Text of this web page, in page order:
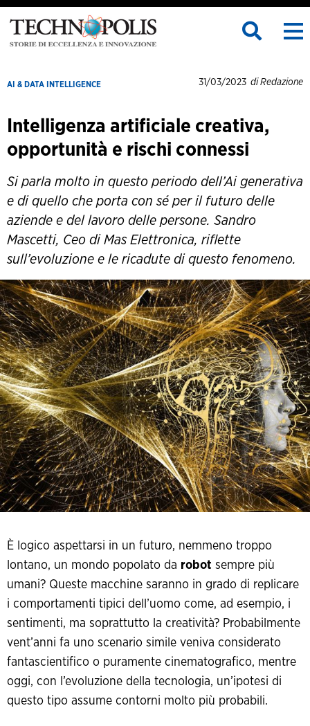
AI & DATA INTELLIGENCE 31/03/2023 di Redazione
Intelligenza artificiale creativa,
opportunità e rischi connessi
Si parla molto in questo periodo dell’Ai generativa
e di quello che porta con sé per il futuro delle
aziende e del lavoro delle persone. Sandro
Mascetti, Ceo di Mas Elettronica, riflette
sull’evoluzione e le ricadute di questo fenomeno.
È logico aspettarsi in un futuro, nemmeno troppo
lontano, un mondo popolato da robot sempre più
umani? Queste macchine saranno in grado di replicare
i comportamenti tipici dell’uomo come, ad esempio, i
sentimenti, ma soprattutto la creatività? Probabilmente
vent’anni fa uno scenario simile veniva considerato
fantascientifico o puramente cinematografico, mentre
oggi, con l’evoluzione della tecnologia, un’ipotesi di
questo tipo assume contorni molto più probabili.